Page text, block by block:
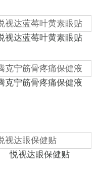
视达蓝莓叶黄素眼贴
克宁筋骨疼痛保健液
悦视达眼保健贴